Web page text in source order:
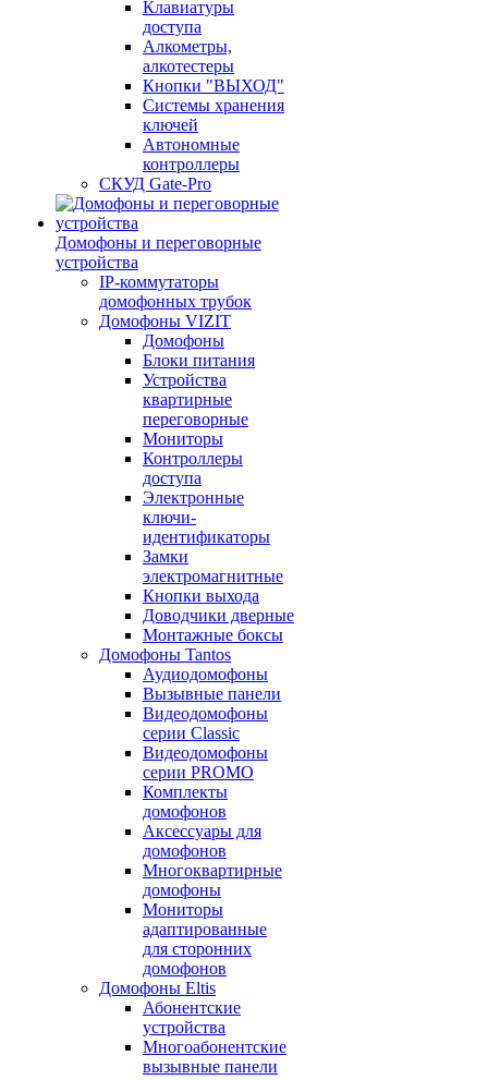
Клавиатуры
доступа
Алкометры,
алкотестеры
Кнопки "ВЫХОД"
Системы хранения
ключей
Автономные
контроллеры
СКУД Gate-Pro
Домофоны и переговорные
устройства
IP-коммутаторы
домофонных трубок
Домофоны VIZIT
Домофоны
Блоки питания
Устройства
квартирные
переговорные
Мониторы
Контроллеры
доступа
Электронные
ключи-
идентификаторы
Замки
электромагнитные
Кнопки выхода
Доводчики дверные
Монтажные боксы
Домофоны Tantos
Аудиодомофоны
Вызывные панели
Видеодомофоны
серии Classic
Видеодомофоны
серии PROMO
Комплекты
домофонов
Аксессуары для
домофонов
Многоквартирные
домофоны
Мониторы
адаптированные
для сторонних
домофонов
Домофоны Eltis
Абонентские
устройства
Многоабонентские
вызывные панели